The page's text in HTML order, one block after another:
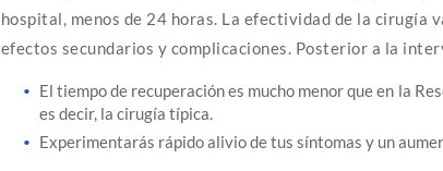
hospital, menos de 24 horas. La efectividad de la cirugía
efectos secundarios y complicaciones. Posterior a la
El tiempo de recuperación es mucho menor que en la
es decir, la cirugía típica.
Experimentarás rápido alivio de tus síntomas y un